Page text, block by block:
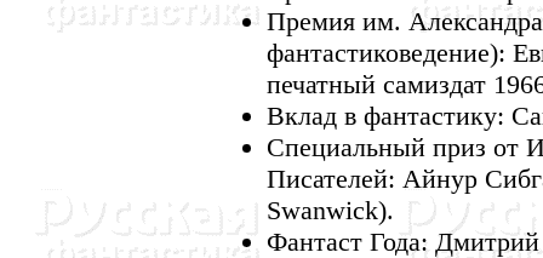
Премия им.
фантастиковедение):
печатный самиздат
Вклад в фантастику:
Специальный приз от
Писателей: Айнур
Swanwick).
Фантаст Года: